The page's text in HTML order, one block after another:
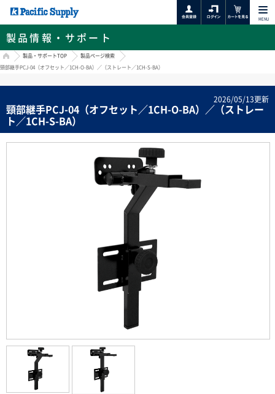
MENU
製品情報・サポート
HOME製品・サポートTOP
製品ページ検索
頸部継手PCJ-04（オフセット／1CH-O-BA）／（ストレート／1CH-S-BA）
2026/05/13更新
頸部継手PCJ-04（オフセット／1CH-O-BA）／（ストレー
ト／1CH-S-BA）